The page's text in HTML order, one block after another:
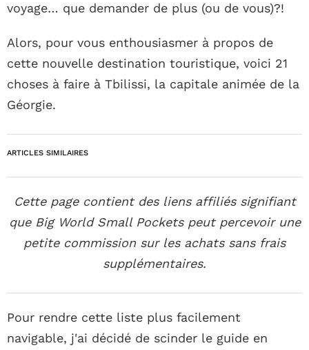
voyage… que demander de plus (ou de vous)?!
Alors, pour vous enthousiasmer à propos de
cette nouvelle destination touristique, voici 21
choses à faire à Tbilissi, la capitale animée de la
Géorgie.
ARTICLES SIMILAIRES
Cette page contient des liens affiliés signifiant
que Big World Small Pockets peut percevoir une
petite commission sur les achats sans frais
supplémentaires.
Pour rendre cette liste plus facilement
navigable, j'ai décidé de scinder le guide en